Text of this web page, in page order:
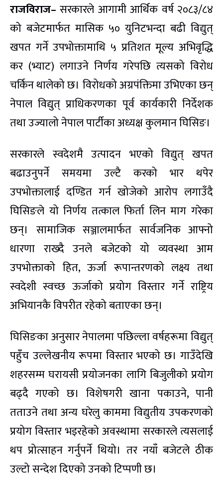
राजविराज– सरकारले आगामी आर्थिक वर्ष २०८३/८४
को बजेटमार्फत मासिक ५० युनिटभन्दा बढी विद्युत्
खपत गर्ने उपभोक्तामाथि ५ प्रतिशत मूल्य अभिवृद्धि
कर (भ्याट) लगाउने निर्णय गरेपछि त्यसको विरोध
चर्किन थालेको छ। विरोधको अग्रपंक्तिमा उभिएका छन्
नेपाल विद्युत् प्राधिकरणका पूर्व कार्यकारी निर्देशक
तथा उज्यालो नेपाल पार्टीका अध्यक्ष कुलमान घिसिङ।
सरकारले स्वदेशमै उत्पादन भएको विद्युत् खपत
बढाउनुपर्ने समयमा उल्टै करको भार थपेर
उपभोक्तालाई दण्डित गर्न खोजेको आरोप लगाउँदै
घिसिङले यो निर्णय तत्काल फिर्ता लिन माग गरेका
छन्। सामाजिक सञ्जालमार्फत सार्वजनिक आफ्नो
धारणा राख्दै उनले बजेटको यो व्यवस्था आम
उपभोक्ताको हित, ऊर्जा रूपान्तरणको लक्ष्य तथा
स्वदेशी स्वच्छ ऊर्जाको प्रयोग विस्तार गर्ने राष्ट्रिय
अभियानकै विपरीत रहेको बताएका छन्।
घिसिङका अनुसार नेपालमा पछिल्ला वर्षहरूमा विद्युत्
पहुँच उल्लेखनीय रूपमा विस्तार भएको छ। गाउँदेखि
शहरसम्म घरायसी प्रयोजनका लागि बिजुलीको प्रयोग
बढ्दै गएको छ। विशेषगरी खाना पकाउने, पानी
तताउने तथा अन्य घरेलु काममा विद्युतीय उपकरणको
प्रयोग विस्तार भइरहेको अवस्थामा सरकारले त्यसलाई
थप प्रोत्साहन गर्नुपर्ने थियो। तर नयाँ बजेटले ठीक
उल्टो सन्देश दिएको उनको टिप्पणी छ।